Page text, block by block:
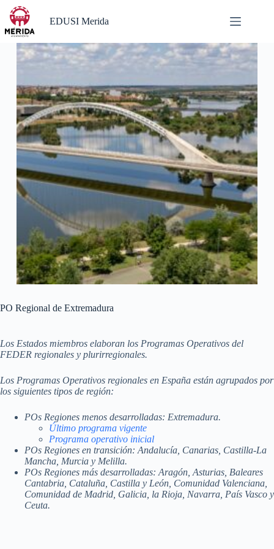
Saltar
contenido
EDUSI Merida
PO Regional de Extremadura
Los Estados miembros elaboran los Programas Operativos del
FEDER regionales y plurirregionales.
Los Programas Operativos regionales en España están agrupados por
los siguientes tipos de región:
POs Regiones menos desarrolladas: Extremadura.
Último programa vigente
Programa operativo inicial
POs Regiones en transición: Andalucía, Canarias, Castilla-La
Mancha, Murcia y Melilla.
POs Regiones más desarrolladas: Aragón, Asturias, Baleares
Cantabria, Cataluña, Castilla y León, Comunidad Valenciana,
Comunidad de Madrid, Galicia, la Rioja, Navarra, País Vasco y
Ceuta.